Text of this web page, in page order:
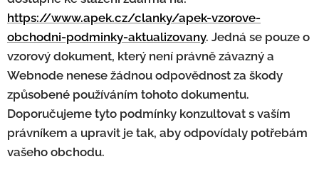
https://www.apek.cz/clanky/apek-vzorove-
obchodni-podminky-aktualizovany. Jedná se pouze o
vzorový dokument, který není právně závazný a
Webnode nenese žádnou odpovědnost za škody
způsobené používáním tohoto dokumentu.
Doporučujeme tyto podmínky konzultovat s vaším
právníkem a upravit je tak, aby odpovídaly potřebám
vašeho obchodu.